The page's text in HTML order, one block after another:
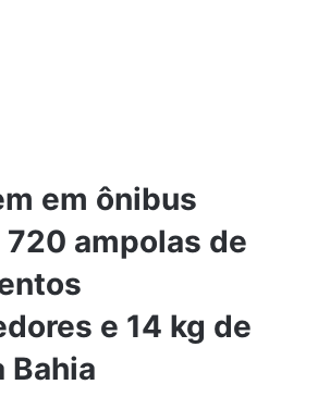
em ônibus
ampolas de
e 14 kg de
Bahia